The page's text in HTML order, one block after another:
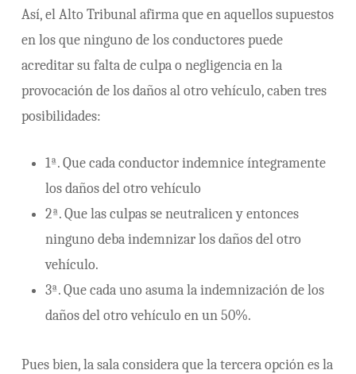
Así, el Alto Tribunal afirma que en aquellos supuestos
en los que ninguno de los conductores puede
acreditar su falta de culpa o negligencia en la
provocación de los daños al otro vehículo, caben tres
posibilidades:
1ª. Que cada conductor indemnice íntegramente
los daños del otro vehículo
2ª. Que las culpas se neutralicen y entonces
ninguno deba indemnizar los daños del otro
vehículo.
3ª. Que cada uno asuma la indemnización de los
daños del otro vehículo en un 50%.
Pues bien, la sala considera que la tercera opción es la